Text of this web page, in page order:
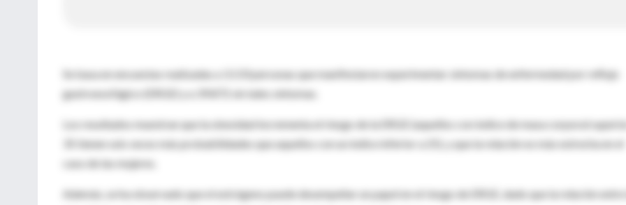
Se basa en encuestas realizadas a 3.133 personas que manifestaron experimentar síntomas de enfermedad por reflujo
gastroesofágico (ERGE) y a 39.872 sin tales síntomas.
Los resultados muestran que la obesidad incrementa el riesgo de la ERGE (aquellos con índice de masa corporal superior
35 tienen seis veces más probabilidades que aquellos con un índice inferior a 25), y que la relación es más estrecha en el
caso de las mujeres.
Además, se ha observado que el estrógeno puede desempeñar un papel en el riesgo de ERGE, dado que la relación entre